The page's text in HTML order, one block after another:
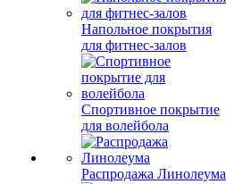
Напольное покрытия
для фитнес-залов
Спортивное покрытие
для волейбола
Распродажа Линолеума